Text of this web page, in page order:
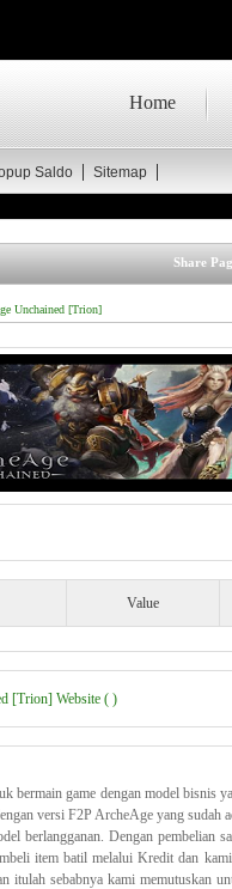
Home
Saldo Sitemap
Share
Unchained [Trion]
Value
[Trion] Website ( )
bermain game dengan model bisnis
versi F2P ArcheAge yang sudah
berlangganan. Dengan pembelian
item batil melalui Kredit dan
itulah sebabnya kami memutuskan